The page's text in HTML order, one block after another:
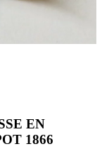
EN
1866